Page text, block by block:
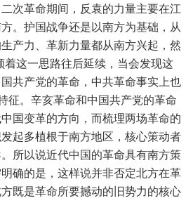
次革命期间，反袁的力量主要在江
。护国战争还是以南方为基础，从
产力、革新力量都从南方兴起，然
着这一思路往后延续，当会发现这
共产党的革命，中共革命事实上也
征。辛亥革命和中国共产党的革命
国变革的方向，而梳理两场革命的
起多植根于南方地区，核心策动者
所以说近代中国的革命具有南方策
确的是，这样说并非否定北方在革
既是革命所要撼动的旧势力的核心